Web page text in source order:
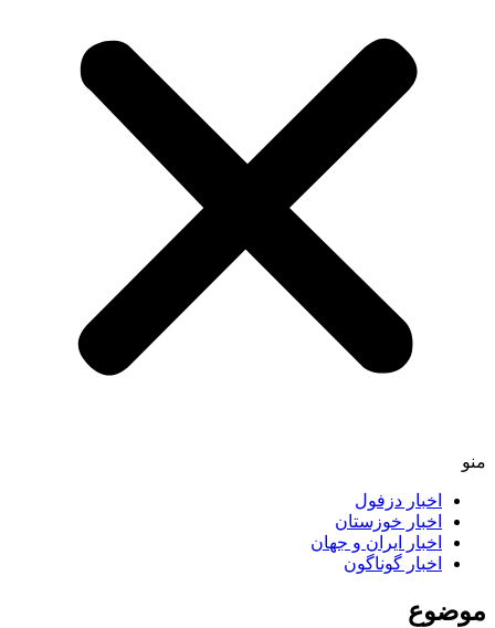
اخبار دزفول
اخبار خوزستان
اخبار ایران و جهان
اخبار گوناگون